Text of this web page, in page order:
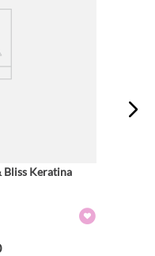
Keratina